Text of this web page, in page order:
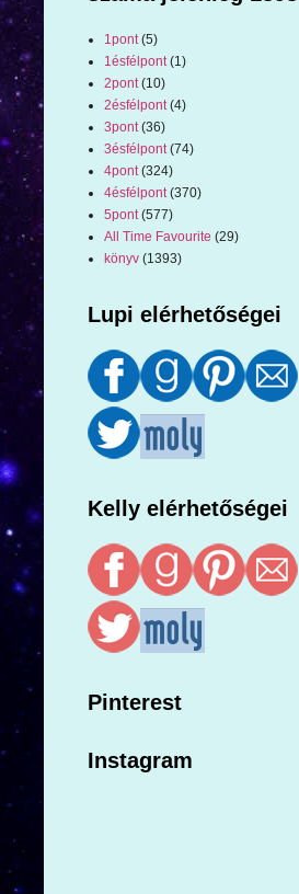
1pont (5)
1ésfélpont (1)
2pont (10)
2ésfélpont (4)
3pont (36)
3ésfélpont (74)
4pont (324)
4ésfélpont (370)
5pont (577)
All Time Favourite (29)
könyv (1393)
Lupi elérhetőségei
Kelly elérhetőségei
Pinterest
Instagram